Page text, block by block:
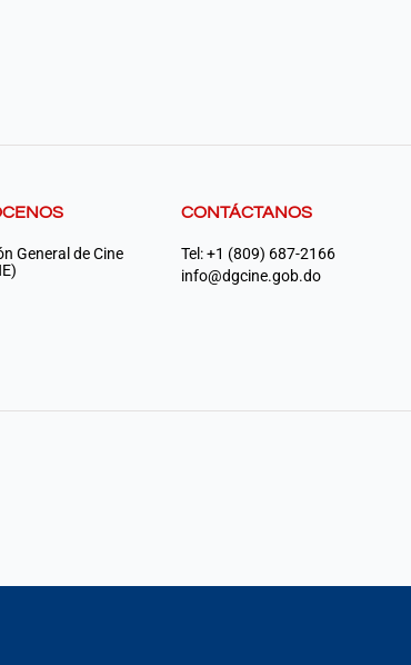
General de Cine
CONTÁCTANOS
Tel: +1 (809) 687-2166
info@dgcine.gob.do